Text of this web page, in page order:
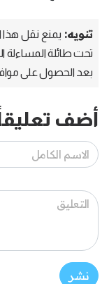
تنويه: يمنع نقل هذا
تحت طائلة المساءلة
بعد الحصول على
أضف
نشر